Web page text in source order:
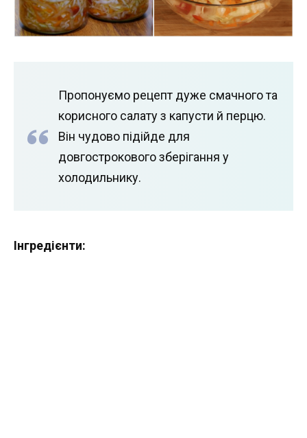
Пропонуємо рецепт дуже смачного та
корисного салату з капусти й перцю.
Він чудово підійде для
довгострокового зберігання у
холодильнику.
Інгредієнти: